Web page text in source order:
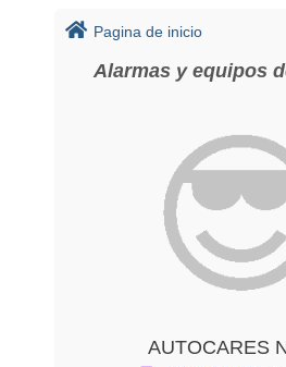
Pagina de inicio
Alarmas y equipos
AUTOCARES